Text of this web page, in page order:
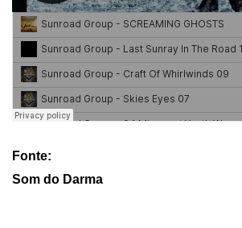
Fonte:
Som do Darma